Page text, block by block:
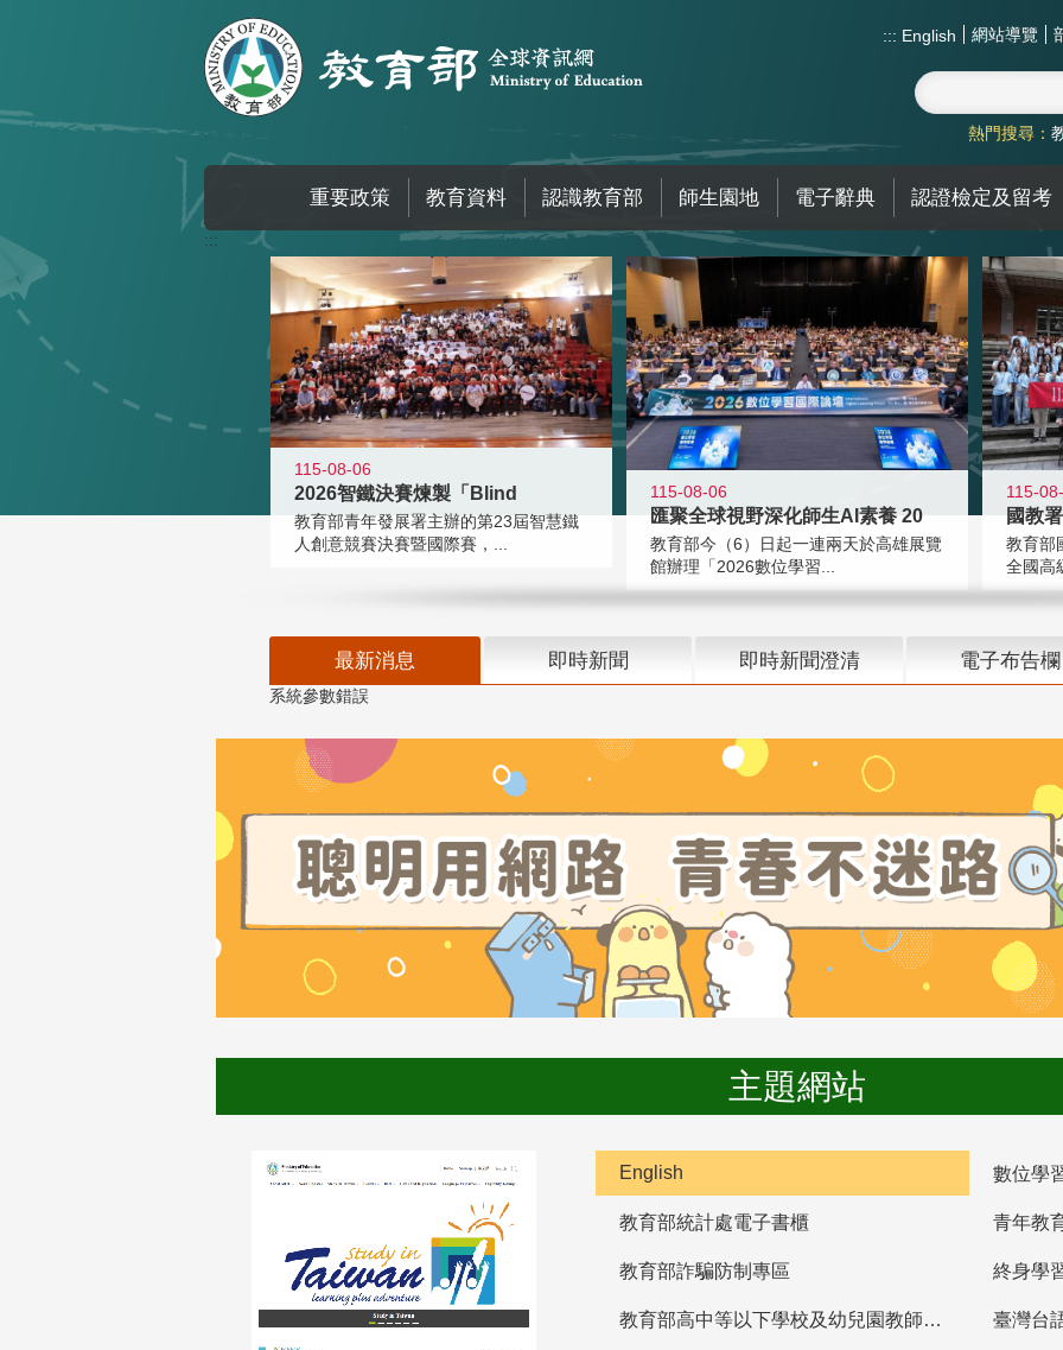
::: English 網站導覽
熱門搜尋：
重要政策 教育資料 認識教育部 師生園地 電子辭典 認證檢定及留考
:::
115-08-06
2026智鐵決賽煉製「Blind
教育部青年發展署主辦的第23屆智慧鐵
人創意競賽決賽暨國際賽，...
115-08-06
匯聚全球視野深化師生AI素養 20
教育部今（6）日起一連兩天於高雄展覽
館辦理「2026數位學習...
115-
教育部
全國高
最新消息 即時新聞 即時新聞澄清 電子布告欄
系統參數錯誤
主題網站
English 數位學
教育部統計處電子書櫃 青年教
教育部詐騙防制專區 終身學
教育部高中等以下學校及幼兒園教師資格檢定考試 臺灣台